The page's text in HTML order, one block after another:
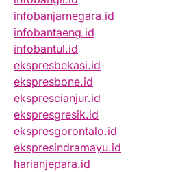
infobanjarnegara.id
infobantaeng.id
infobantul.id
ekspresbekasi.id
ekspresbone.id
eksprescianjur.id
ekspresgresik.id
ekspresgorontalo.id
ekspresindramayu.id
harianjepara.id